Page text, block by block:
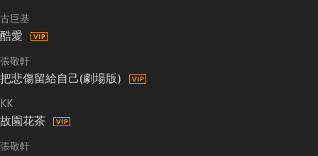
古巨基
酷愛
張敬軒
把悲傷留給自己(劇場版)
KK
故園花茶
張敬軒